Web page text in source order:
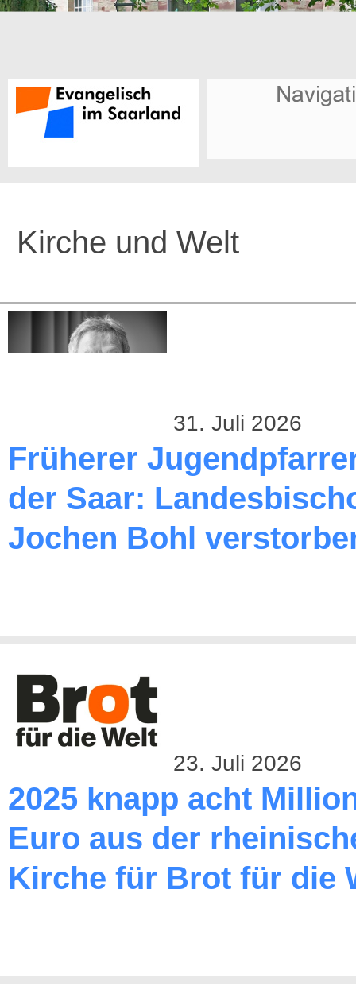
Kirche und Welt
31. Juli 2026
Früherer
der Saar:
Jochen Bohl
23. Juli 2026
2025 knapp acht
Euro aus der
Kirche für Brot für die